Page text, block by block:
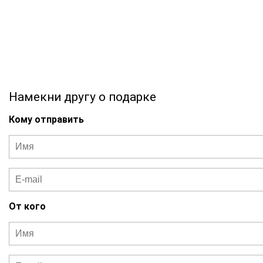
Намекни другу о подарке
Кому отправить
От кого